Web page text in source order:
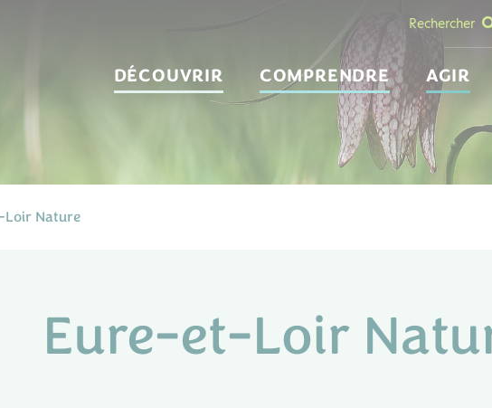
Rechercher
DÉCOUVRIR COMPRENDRE AGIR
Loir Nature
Eure-et-Loir